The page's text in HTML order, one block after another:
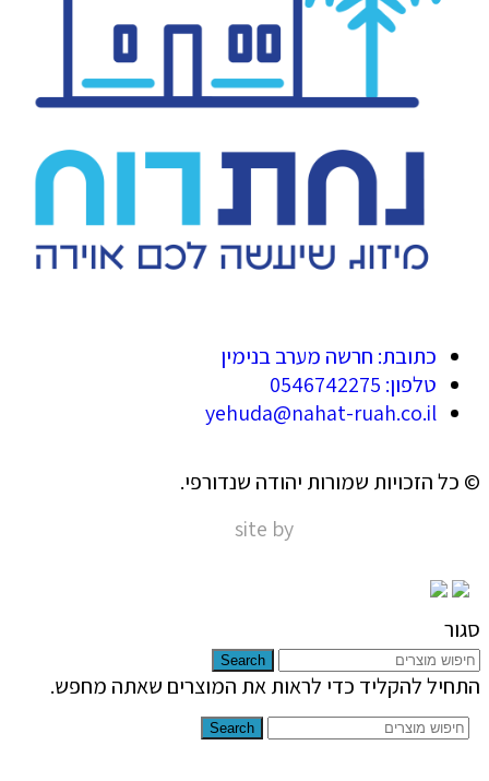
כתובת: חרשה מערב בנימין
טלפון: 0546742275
yehuda@nahat-ruah.co.il
© כל הזכויות שמורות יהודה שנדורפי.
site by
סגור
Search
התחיל להקליד כדי לראות את המוצרים שאתה מחפש.
Search